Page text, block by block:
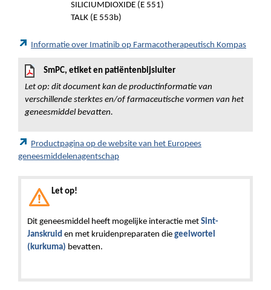
SILICIUMDIOXIDE (E 551)
TALK (E 553b)
Informatie over Imatinib op Farmacotherapeutisch Kompas
SmPC, etiket en patiëntenbijsluiter
Let op: dit document kan de productinformatie van
verschillende sterktes en/of farmaceutische vormen van het
geneesmiddel bevatten.
Productpagina op de website van het Europees
geneesmiddelenagentschap
Let op!
Dit geneesmiddel heeft mogelijke interactie met Sint-
Janskruid en met kruidenpreparaten die geelwortel
(kurkuma) bevatten.